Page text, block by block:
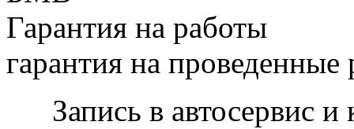
Гарантия на работы
гарантия на проведенные
Запись в автосервис